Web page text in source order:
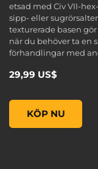
etsad med Civ VII-
sipp- eller
texturerade basen
när du behöver ta en
förhandlingar med
29,99 US$
KÖP NU
Civilization VII